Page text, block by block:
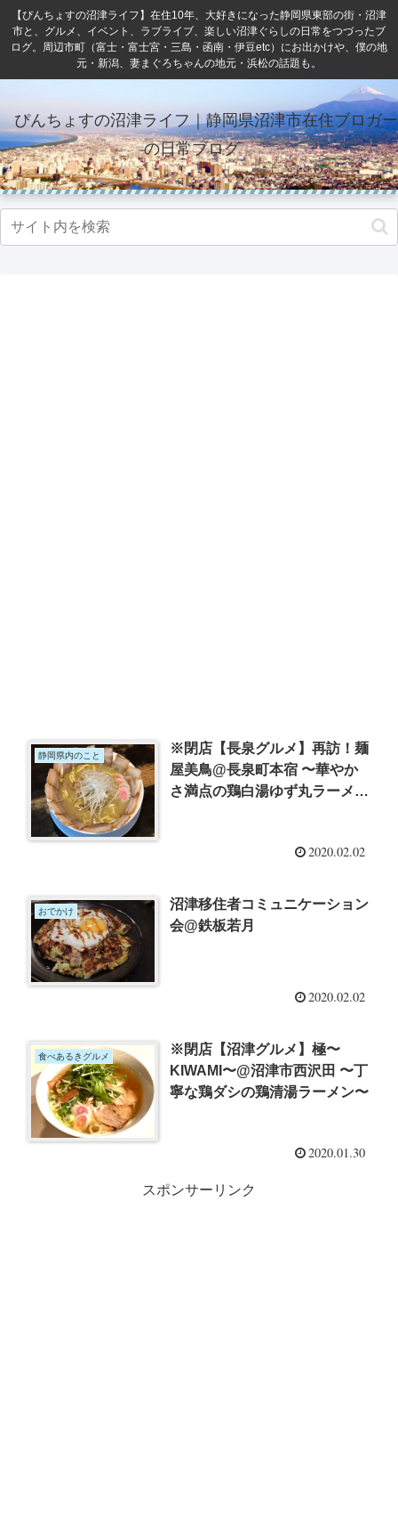
【ぴんちょすの沼津ライフ】在住10年、大好きになった静岡県東部の街・沼津
市と、グルメ、イベント、ラブライブ、楽しい沼津ぐらしの日常をつづったブ
ログ。周辺市町（富士・富士宮・三島・函南・伊豆etc）にお出かけや、僕の地
元・新潟、妻まぐろちゃんの地元・浜松の話題も。
ぴんちょすの沼津ライフ｜静岡県沼津市在住ブロガー
の日常ブログ
静岡県内のこと
※閉店【長泉グルメ】再訪！麺
屋美鳥@長泉町本宿 〜華やか
さ満点の鶏白湯ゆず丸ラーメ
2020.02.02
おでかけ
沼津移住者コミュニケーション
会@鉄板若月
2020.02.02
食べあるきグルメ
※閉店【沼津グルメ】極〜
KIWAMI〜@沼津市西沢田 〜丁
寧な鶏ダシの鶏清湯ラーメン〜
2020.01.30
スポンサーリンク